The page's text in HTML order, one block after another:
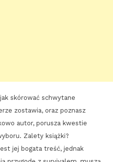
skórować schwytane
zostawia, oraz poznasz
autor, porusza kwestie
Zalety książki?
jej bogata treść, jednak